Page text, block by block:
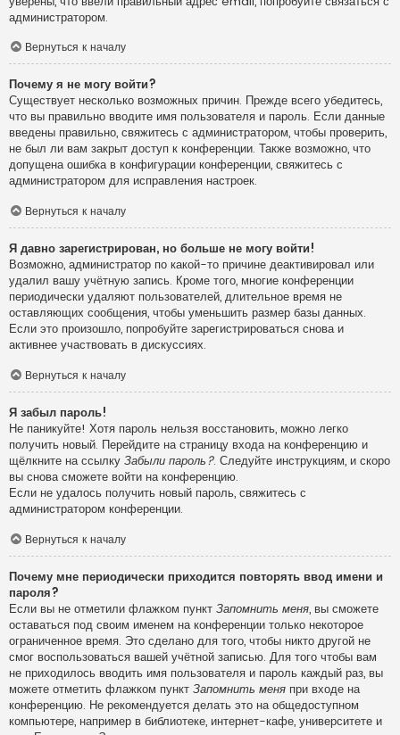
администратором.
Вернуться к началу
Почему я не могу войти?
Существует несколько возможных причин. Прежде всего убедитесь,
что вы правильно вводите имя пользователя и пароль. Если данные
введены правильно, свяжитесь с администратором, чтобы проверить,
не был ли вам закрыт доступ к конференции. Также возможно, что
допущена ошибка в конфигурации конференции, свяжитесь с
администратором для исправления настроек.
Вернуться к началу
Я давно зарегистрирован, но больше не могу войти!
Возможно, администратор по какой-то причине деактивировал или
удалил вашу учётную запись. Кроме того, многие конференции
периодически удаляют пользователей, длительное время не
оставляющих сообщения, чтобы уменьшить размер базы данных.
Если это произошло, попробуйте зарегистрироваться снова и
активнее участвовать в дискуссиях.
Вернуться к началу
Я забыл пароль!
Не паникуйте! Хотя пароль нельзя восстановить, можно легко
получить новый. Перейдите на страницу входа на конференцию и
щёлкните на ссылку Забыли пароль?. Следуйте инструкциям, и скоро
вы снова сможете войти на конференцию.
Если не удалось получить новый пароль, свяжитесь с
администратором конференции.
Вернуться к началу
Почему мне периодически приходится повторять ввод имени и
пароля?
Если вы не отметили флажком пункт Запомнить меня, вы сможете
оставаться под своим именем на конференции только некоторое
ограниченное время. Это сделано для того, чтобы никто другой не
смог воспользоваться вашей учётной записью. Для того чтобы вам
не приходилось вводить имя пользователя и пароль каждый раз, вы
можете отметить флажком пункт Запомнить меня при входе на
конференцию. Не рекомендуется делать это на общедоступном
компьютере, например в библиотеке, интернет-кафе, университете и